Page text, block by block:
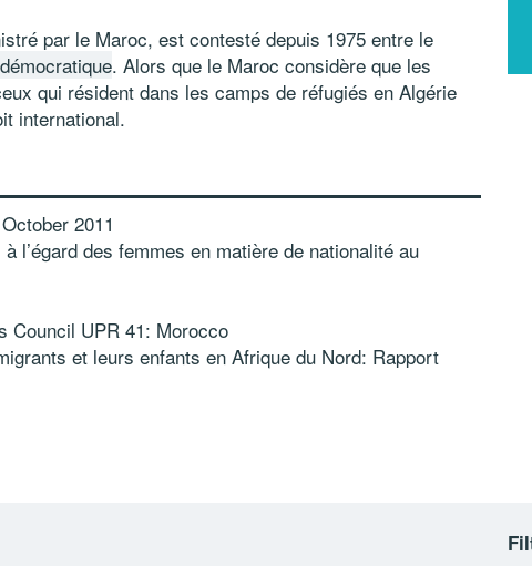
par le Maroc, est contesté depuis 1975 entre le
. Alors que le Maroc considère que les
qui résident dans les camps de réfugiés en Algérie
international.
2011
l’égard des femmes en matière de nationalité au
Council UPR 41: Morocco
et leurs enfants en Afrique du Nord: Rapport